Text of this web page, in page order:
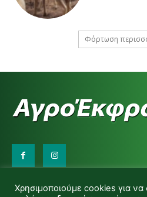
Φόρτωση
d.makas@yahoo.gr
Χρησιμοποιούμε cookies για